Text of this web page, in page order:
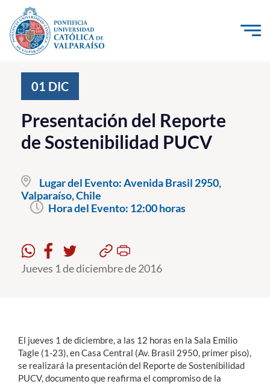
Click acá para ir directamente al contenido
Investigación, Creación e Innovación
PUCV Internacional
Vinculación con el Medio
Admisión
Pregrado
Formación Continua
Funcionarios
Alumni
01 DIC
Presentación del Reporte
de Sostenibilidad PUCV
Lugar del Evento:Avenida Brasil 2950,
Valparaíso, Chile
Hora del Evento: 12:00 horas
Jueves 1 de diciembre de 2016
El jueves 1 de diciembre, a las 12 horas en la Sala Emilio
Tagle (1-23), en Casa Central (Av. Brasil 2950, primer piso),
se realizará la presentación del Reporte de Sostenibilidad
PUCV, documento que reafirma el compromiso de la